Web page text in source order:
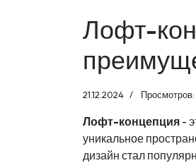
Лофт-
21.12.2024 Просмотров:
Лофт-концепция -
уникальное
дизайн стал